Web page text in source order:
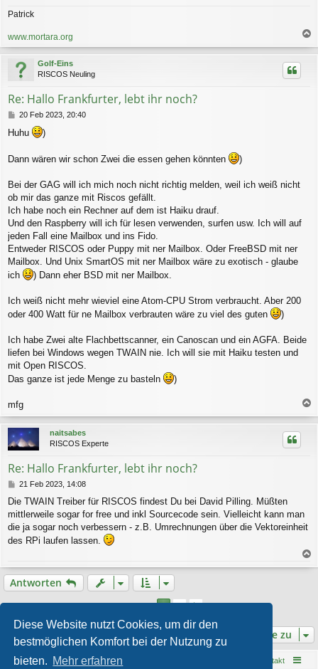
Diese Website nutzt Cookies, um dir den
bestmöglichen Komfort bei der Nutzung zu
bieten. Mehr erfahren
Patrick
www.mortara.org
c
Golf-Eins
RISCOS Neuling
Re: Hallo Frankfurter, lebt ihr noch?
B
i
r
20 Feb 2023, 20:40
Huhu )
Dann wären wir schon Zwei die essen gehen könnten )
Bei der GAG will ich mich noch nicht richtig melden, weil ich weiß nicht
ob mir das ganze mit Riscos gefällt.
Ich habe noch ein Rechner auf dem ist Haiku drauf.
Und den Raspberry will ich für lesen verwenden, surfen usw. Ich will auf
jeden Fall eine Mailbox und ins Fido.
Entweder RISCOS oder Puppy mit ner Mailbox. Oder FreeBSD mit ner
Mailbox. Und Unix SmartOS mit ner Mailbox wäre zu exotisch - glaube
ich
) Dann eher BSD mit ner Mailbox.
Ich weiß nicht mehr wieviel eine Atom-CPU Strom verbraucht. Aber 200
oder 400 Watt für ne Mailbox verbrauten wäre zu viel des guten
)
Ich habe Zwei alte Flachbettscanner, ein Canoscan und ein AGFA. Beide
liefen bei Windows wegen TWAIN nie. Ich will sie mit Haiku testen und
mit Open RISCOS.
Das ganze ist jede Menge zu basteln
)
mfg
c
naitsabes
RISCOS Experte
Re: Hallo Frankfurter, lebt ihr noch?
B
i
t
r
21 Feb 2023, 14:08
Die TWAIN Treiber für RISCOS findest Du bei David Pilling. Müßten
mittlerweile sogar for free und inkl Sourcecode sein. Vielleicht kann man
die ja sogar noch verbessern - z.B. Umrechnungen über die Vektoreinheit
des RPi laufen lassen.
a
Antworten
1 2
Gehe zu
Startseite Foren-Übersicht Kontakt